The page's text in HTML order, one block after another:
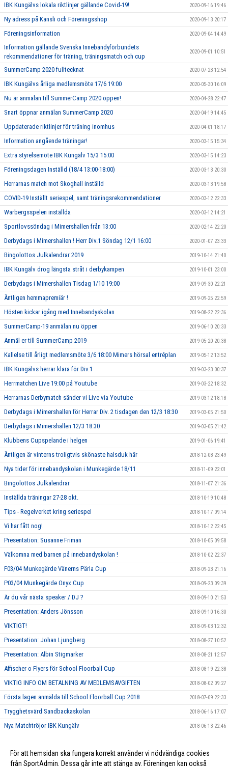
IBK Kungälvs lokala riktlinjer gällande Covid-19! 2020-09-16 19:46
Ny adress på Kansli och Föreningsshop 2020-09-13 20:17
Föreningsinformation 2020-09-04 14:49
Information gällande Svenska Innebandyförbundets
rekommendationer för träning, träningsmatch och cup
2020-09-01 10:51
SummerCamp 2020 fulltecknat 2020-07-23 12:54
IBK Kungälvs årliga medlemsmöte 17/6 19:00 2020-05-30 16:09
Nu är anmälan till SummerCamp 2020 öppen! 2020-04-28 22:47
Snart öppnar anmälan SummerCamp 2020 2020-04-19 14:45
Uppdaterade riktlinjer för träning inomhus 2020-04-01 18:17
Information angående träningar! 2020-03-15 15:34
Extra styrelsemöte IBK Kungälv 15/3 15:00 2020-03-15 14:23
Föreningsdagen Inställd (18/4 13:00-18:00) 2020-03-13 20:30
Herrarnas match mot Skoghall inställd 2020-03-13 19:58
COVID-19 Inställt seriespel, samt träningsrekommendationer 2020-03-12 22:33
Warbergsspelen inställda 2020-03-12 14:21
Sportlovssöndag i Mimershallen från 13:00 2020-02-14 22:20
Derbydags i Mimershallen ! Herr Div.1 Söndag 12/1 16:00 2020-01-07 23:33
Bingolottos Julkalendrar 2019 2019-10-14 21:40
IBK Kungälv drog längsta stråt i derbykampen 2019-10-01 23:00
Derbydags i Mimershallen Tisdag 1/10 19:00 2019-09-30 22:21
Äntligen hemmapremiär ! 2019-09-25 22:59
Hösten kickar igång med Innebandyskolan 2019-08-22 22:36
SummerCamp-19 anmälan nu öppen 2019-06-10 20:33
Anmäl er till SummerCamp 2019 2019-05-20 20:38
Kallelse till årligt medlemsmöte 3/6 18:00 Mimers hörsal entréplan 2019-05-12 13:52
IBK Kungälvs herrar klara för Div.1 2019-03-23 00:37
Herrmatchen Live 19:00 på Youtube 2019-03-22 18:32
Herrarnas Derbymatch sänder vi Live via Youtube 2019-03-12 18:18
Derbydags i Mimershallen för Herrar Div. 2 tisdagen den 12/3 18:30 2019-03-05 21:50
Derbydags i Mimershallen 12/3 18:30 2019-03-05 21:42
Klubbens Cupspelande i helgen 2019-01-06 19:41
Äntligen är vinterns troligtvis skönaste halsduk här 2018-12-08 23:49
Nya tider för innebandyskolan i Munkegärde 18/11 2018-11-09 22:01
Bingolottos Julkalendrar 2018-11-07 21:36
Inställda träningar 27-28 okt. 2018-10-19 10:48
Tips - Regelverket kring seriespel 2018-10-17 09:14
Vi har fått nog! 2018-10-12 22:45
Presentation: Susanne Friman 2018-10-05 09:58
Välkomna med barnen på innebandyskolan ! 2018-10-02 22:37
F03/04 Munkegärde Vänerns Pärla Cup 2018-09-23 21:16
P03/04 Munkegärde Onyx Cup 2018-09-23 09:39
Är du vår nästa speaker / DJ ? 2018-09-10 21:53
Presentation: Anders Jönsson 2018-09-10 16:30
VIKTIGT! 2018-09-03 12:32
Presentation: Johan Ljungberg 2018-08-27 10:52
Presentation: Albin Stigmarker 2018-08-21 12:57
Affischer o Flyers för School Floorball Cup 2018-08-19 22:38
VIKTIG INFO OM BETALNING AV MEDLEMSAVGIFTEN 2018-08-02 09:27
Första lagen anmälda till School Floorball Cup 2018 2018-07-09 22:33
Trygghetsvärd Sandbackaskolan 2018-06-16 17:07
Nya Matchtröjor IBK Kungälv 2018-06-13 22:46
Newbody och Spicy Dream 2018-05-17 19:17
För att hemsidan ska fungera korrekt använder vi nödvändiga cookies
från SportAdmin. Dessa går inte att stänga av. Föreningen kan också